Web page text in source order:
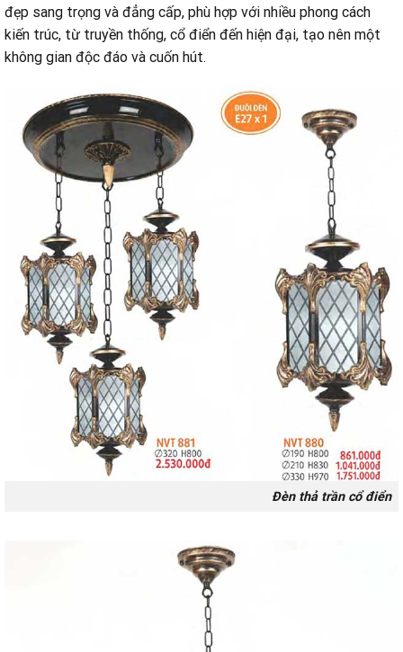
đẹp sang trọng và đẳng cấp, phù hợp với nhiều phong cách
kiến trúc, từ truyền thống, cổ điển đến hiện đại, tạo nên một
không gian độc đáo và cuốn hút.
Đèn thả trần cổ điển